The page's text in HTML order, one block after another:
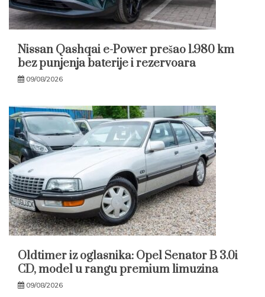
Nissan Qashqai e-Power prešao 1.980 km
bez punjenja baterije i rezervoara
09/08/2026
Oldtimer iz oglasnika: Opel Senator B 3.0i
CD, model u rangu premium limuzina
09/08/2026